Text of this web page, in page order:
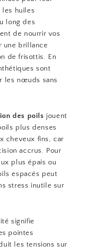
les huiles
long des
de nourrir vos
une brillance
de frisottis. En
sont
les nœuds sans
des poils jouent
plus denses
cheveux fins, car
accrus. Pour
plus épais ou
espacés peut
stress inutile sur
signifie
pointes
les tensions sur